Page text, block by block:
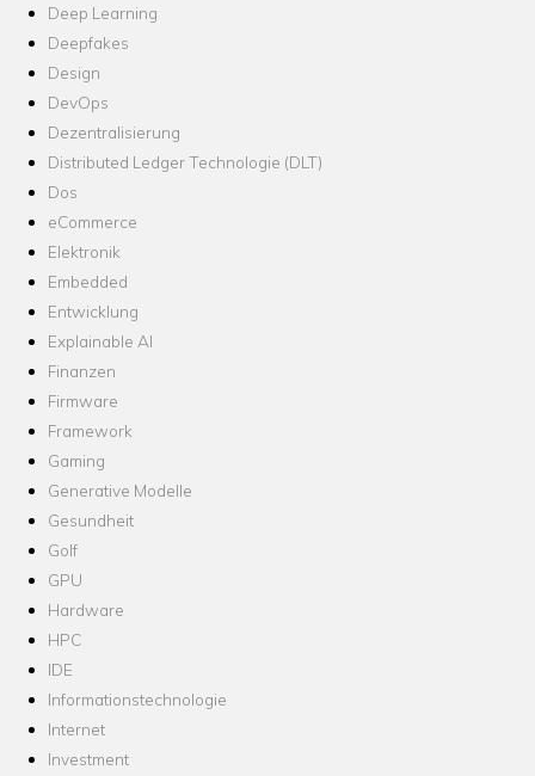
Deep Learning
Deepfakes
Design
DevOps
Dezentralisierung
Distributed Ledger Technologie (DLT)
Dos
eCommerce
Elektronik
Embedded
Entwicklung
Explainable AI
Finanzen
Firmware
Framework
Gaming
Generative Modelle
Gesundheit
Golf
GPU
Hardware
HPC
IDE
Informationstechnologie
Internet
Investment